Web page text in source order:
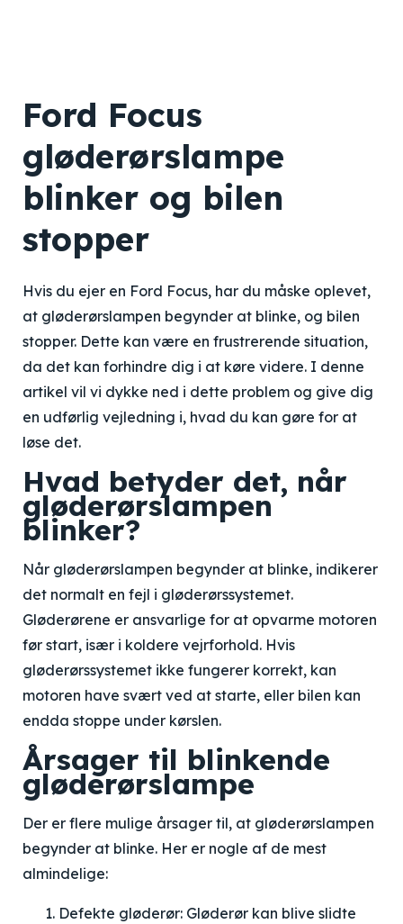
Ford Focus
gløderørslampe
blinker og bilen
stopper
Hvis du ejer en Ford Focus, har du måske oplevet,
at gløderørslampen begynder at blinke, og bilen
stopper. Dette kan være en frustrerende situation,
da det kan forhindre dig i at køre videre. I denne
artikel vil vi dykke ned i dette problem og give dig
en udførlig vejledning i, hvad du kan gøre for at
løse det.
Hvad betyder det, når
gløderørslampen
blinker?
Når gløderørslampen begynder at blinke, indikerer
det normalt en fejl i gløderørssystemet.
Gløderørene er ansvarlige for at opvarme motoren
før start, især i koldere vejrforhold. Hvis
gløderørssystemet ikke fungerer korrekt, kan
motoren have svært ved at starte, eller bilen kan
endda stoppe under kørslen.
Årsager til blinkende
gløderørslampe
Der er flere mulige årsager til, at gløderørslampen
begynder at blinke. Her er nogle af de mest
almindelige:
Defekte gløderør: Gløderør kan blive slidte